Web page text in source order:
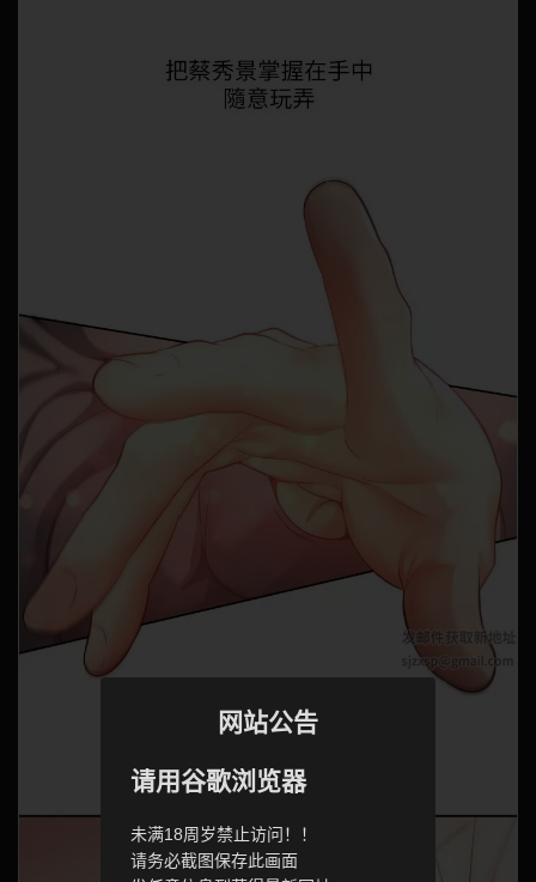
网站公告
请用谷歌浏览器
未满18周岁禁止访问！！
请务必截图保存此画面